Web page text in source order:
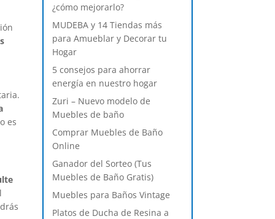
es
¿cómo mejorarlo?
MUDEBA y 14 Tiendas más
para Amueblar y Decorar tu
Hogar
5 consejos para ahorrar
energía en nuestro hogar
Zuri – Nuevo modelo de
Muebles de baño
Comprar Muebles de Baño
Online
Ganador del Sorteo (Tus
Muebles de Baño Gratis)
Muebles para Baños Vintage
Platos de Ducha de Resina a